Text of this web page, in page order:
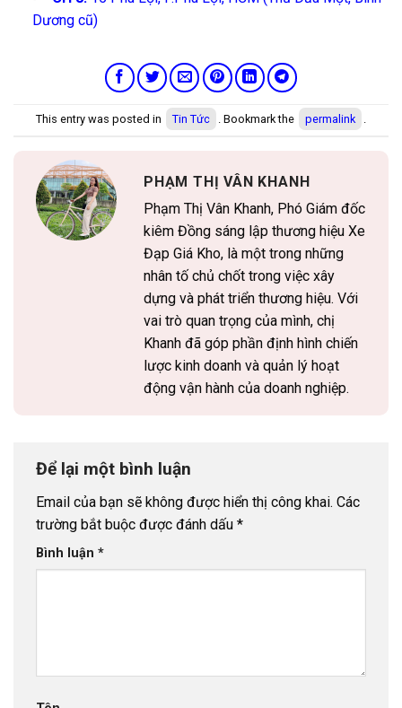
Dương cũ)
This entry was posted in Tin Tức . Bookmark the permalink .
PHẠM THỊ VÂN KHANH
Phạm Thị Vân Khanh, Phó Giám đốc
kiêm Đồng sáng lập thương hiệu Xe
Đạp Giá Kho, là một trong những
nhân tố chủ chốt trong việc xây
dựng và phát triển thương hiệu. Với
vai trò quan trọng của mình, chị
Khanh đã góp phần định hình chiến
lược kinh doanh và quản lý hoạt
động vận hành của doanh nghiệp.
Để lại một bình luận
Email của bạn sẽ không được hiển thị công khai. Các
trường bắt buộc được đánh dấu *
Bình luận *